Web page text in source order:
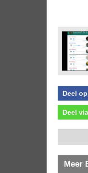
Deel
Deel
Meer